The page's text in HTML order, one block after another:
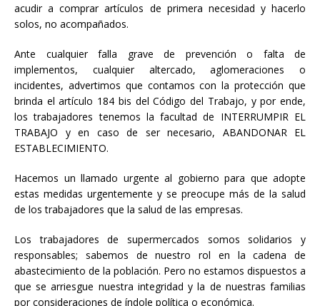
acudir a comprar artículos de primera necesidad y hacerlo
solos, no acompañados.
Ante cualquier falla grave de prevención o falta de
implementos, cualquier altercado, aglomeraciones o
incidentes, advertimos que contamos con la protección que
brinda el artículo 184 bis del Código del Trabajo, y por ende,
los trabajadores tenemos la facultad de INTERRUMPIR EL
TRABAJO y en caso de ser necesario, ABANDONAR EL
ESTABLECIMIENTO.
Hacemos un llamado urgente al gobierno para que adopte
estas medidas urgentemente y se preocupe más de la salud
de los trabajadores que la salud de las empresas.
Los trabajadores de supermercados somos solidarios y
responsables; sabemos de nuestro rol en la cadena de
abastecimiento de la población. Pero no estamos dispuestos a
que se arriesgue nuestra integridad y la de nuestras familias
por consideraciones de índole política o económica.